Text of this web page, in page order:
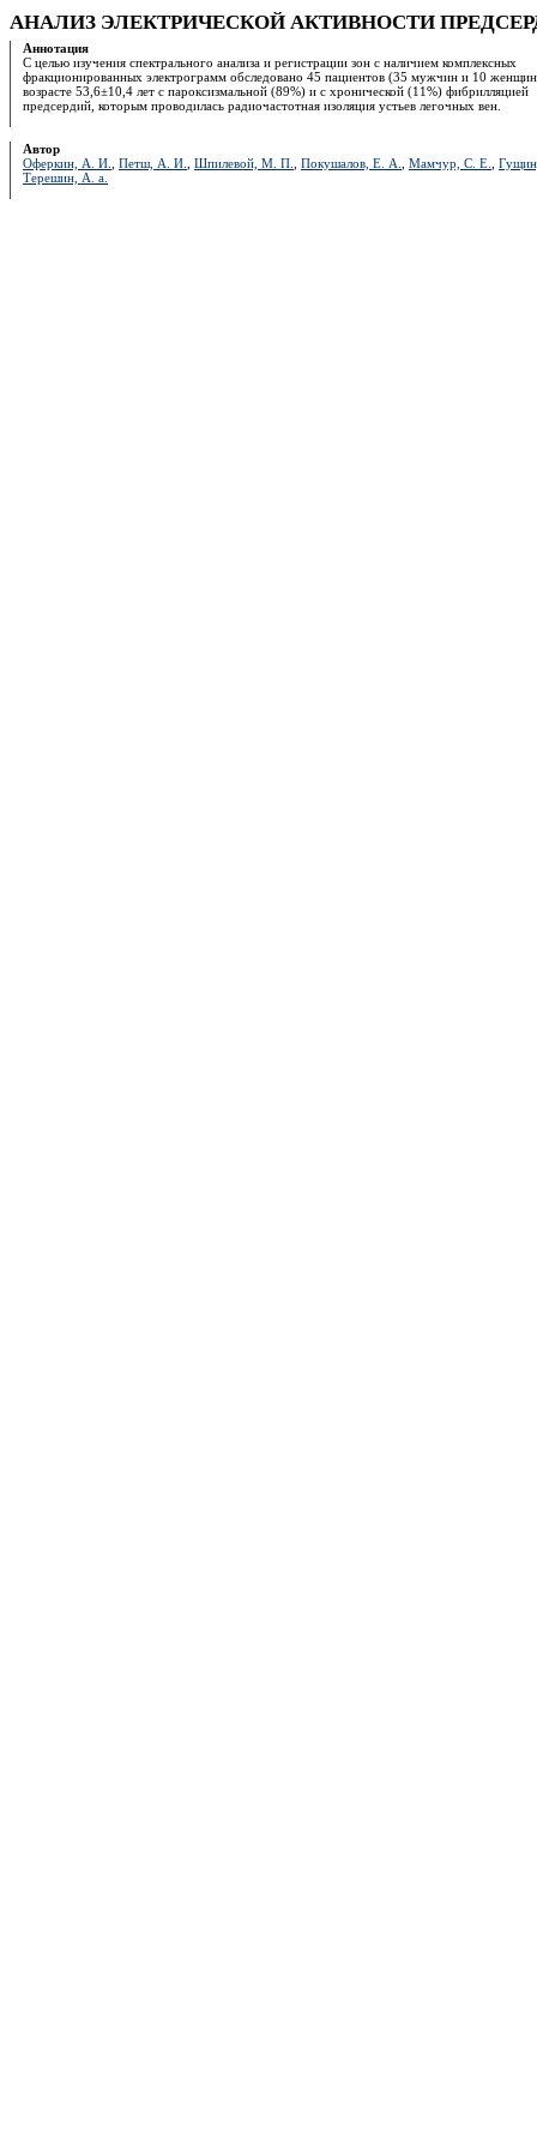
АНАЛИЗ ЭЛЕКТРИЧЕСКОЙ АКТИВНОСТИ
Аннотация
С целью изучения спектрального анализа и регистрации зон с наличием комплексных
фракционированных электрограмм обследовано 45 пациентов (35 мужчин и 10
возрасте 53,6±10,4 лет с пароксизмальной (89%) и с хронической (11%) фибрилляцией
предсердий, которым проводилась радиочастотная изоляция устьев легочных вен.
Автор
Оферкин, А. И.
Петш, А. И. Шпилевой, М. П. Покушалов, Е. А. Мамчур, С. Е.
Терешин, А. а.